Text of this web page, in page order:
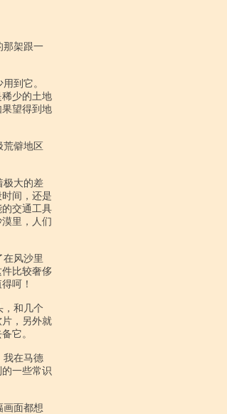
少的土地
果望得到地
间，还是
交通工具
里，人们
比较奢侈
呵！
，另外就
它。
一些常识